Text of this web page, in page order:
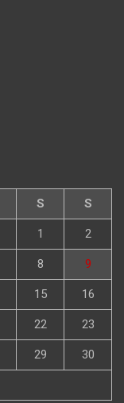
S S
1 2
8 9
15 16
22 23
29 30